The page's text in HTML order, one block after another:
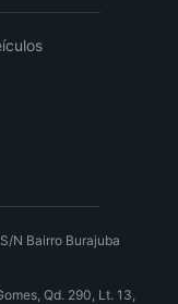
N Bairro Burajuba
Qd. 290, Lt. 13,